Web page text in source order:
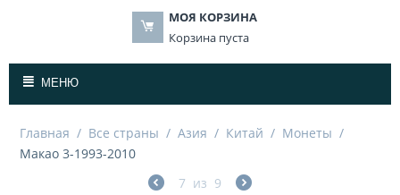
МОЯ КОРЗИНА
Корзина пуста
МЕНЮ
Главная / Все страны / Азия / Китай / Монеты /
Макао 3-1993-2010
7 из 9